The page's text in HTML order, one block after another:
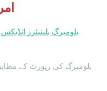
بلومبرگ بلینیئرز انڈیکس